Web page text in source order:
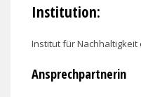
Institution:
Institut für Nachhaltigkeit
Ansprechpartnerin